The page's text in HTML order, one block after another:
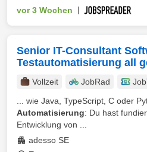
vor 3 Wochen
Senior IT-Consultant
Testautomatisierung all
Vollzeit JobRad
... wie Java, TypeScript, C oder
Automatisierung: Du hast
Entwicklung von ...
adesso SE